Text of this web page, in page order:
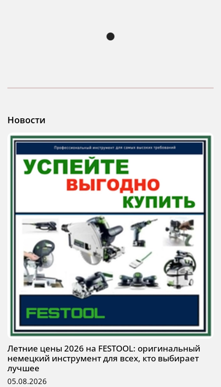
Новости
Летние цены 2026 на FESTOOL: оригинальный
немецкий инструмент для всех, кто выбирает
лучшее
05.08.2026